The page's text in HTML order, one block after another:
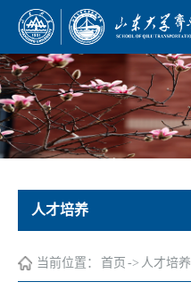
人才培养
当前位置： 首页 -> 人才培养